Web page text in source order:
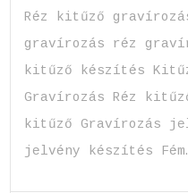
Réz kitűző
gravírozás réz
kitűző készítés
Gravírozás Réz
kitűző Gravírozás
jelvény készítés